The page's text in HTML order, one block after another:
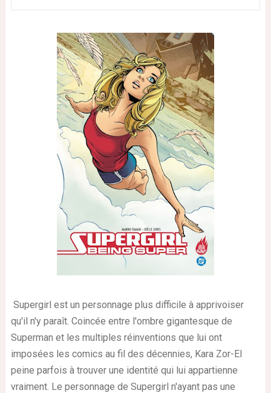
Supergirl est un personnage plus difficile à apprivoiser
qu'il n'y paraît. Coincée entre l'ombre gigantesque de
Superman et les multiples réinventions que lui ont
imposées les comics au fil des décennies, Kara Zor-El
peine parfois à trouver une identité qui lui appartienne
vraiment. Le personnage de Supergirl n'ayant pas une